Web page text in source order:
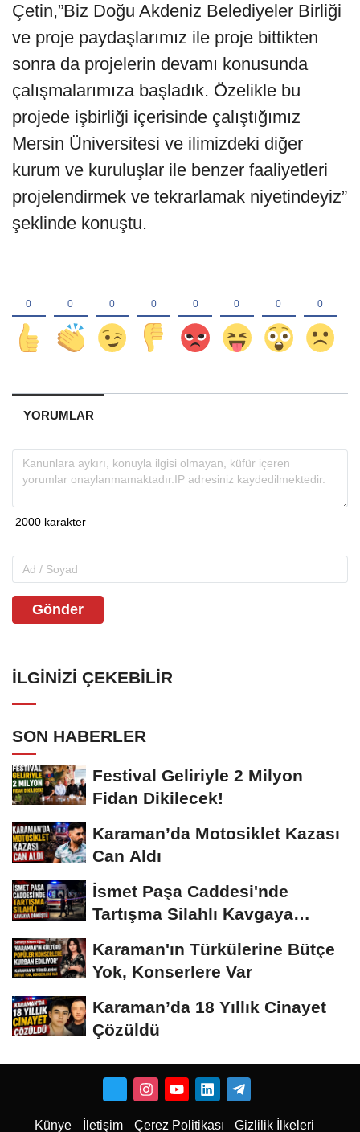
Çetin,”Biz Doğu Akdeniz Belediyeler Birliği
ve proje paydaşlarımız ile proje bittikten
sonra da projelerin devamı konusunda
çalışmalarımıza başladık. Özelikle bu
projede işbirliği içerisinde çalıştığımız
Mersin Üniversitesi ve ilimizdeki diğer
kurum ve kuruluşlar ile benzer faaliyetleri
projelendirmek ve tekrarlamak niyetindeyiz”
şeklinde konuştu.
YORUMLAR
Gönder
İLGINIZI ÇEKEBILIR
SON HABERLER
Festival Geliriyle 2 Milyon
Fidan Dikilecek!
Karaman’da Motosiklet Kazası
Can Aldı
İsmet Paşa Caddesi'nde
Tartışma Silahlı Kavgaya
Karaman'ın Türkülerine Bütçe
Yok, Konserlere Var
Karaman’da 18 Yıllık Cinayet
Çözüldü
Künye İletişim Çerez Politikası Gizlilik İlkeleri